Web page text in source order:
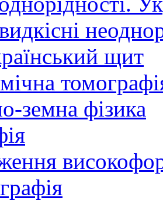
щит
земна фізика